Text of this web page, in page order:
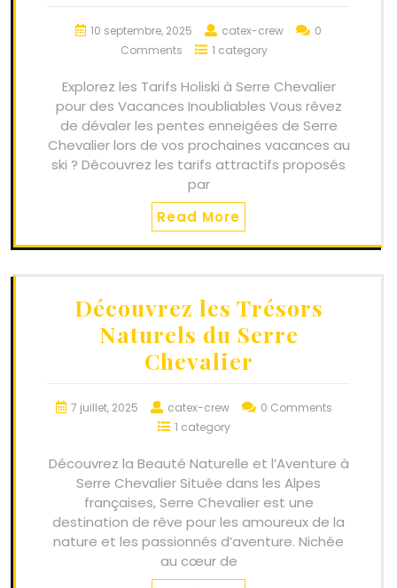
10 septembre, 2025 catex-crew
0
Comments
1 category
Explorez les Tarifs Holiski à Serre Chevalier
pour des Vacances Inoubliables Vous rêvez
de dévaler les pentes enneigées de Serre
Chevalier lors de vos prochaines vacances au
ski ? Découvrez les tarifs attractifs proposés
par
Read More
Découvrez les Trésors
Naturels du Serre
Chevalier
7 juillet, 2025 catex-crew
0 Comments
1 category
Découvrez la Beauté Naturelle et l’Aventure à
Serre Chevalier Située dans les Alpes
françaises, Serre Chevalier est une
destination de rêve pour les amoureux de la
nature et les passionnés d’aventure. Nichée
au cœur de